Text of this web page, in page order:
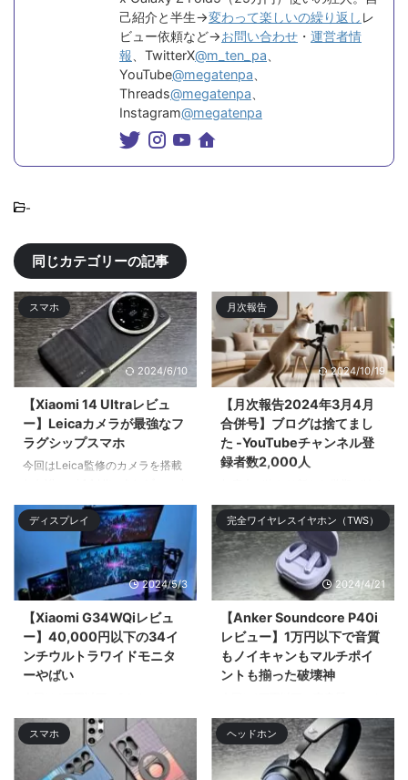
己紹介と半生→変わって楽しいの繰り返し レ
ビュー依頼など→お問い合わせ ・ 運営者情
報 、TwitterX@m_ten_pa
YouTube@megatenpa
Threads@megatenpa
Instagram@megatenpa
-
同じカテゴリーの記事
スマホ
2024/6/10
【Xiaomi 14 Ultraレビュ
ー】Leicaカメラが最強なフ
ラグシップスマホ
今回はLeica監修のカメラを搭載
る。Xiaomiのガチのフラ| ...
月次報告
2024/10/19
【月次報告2024年3月4月
合併号】ブログは捨てまし
た -YouTubeチャンネル登
録者数2,000人
り新入生や新クラス、新入社員な
ど新 ...
ディスプレイ
2024/5/3
【Xiaomi G34WQiレビュ
ー】40,000円以下の34イ
ンチウルトラワイドモニタ
ーやばい
UWQHD（3,440 × 1,440）のウ
ルトラワイドモニター「Xiaomi
G34WQi」 ...
完全ワイヤレスイヤホン（TWS）
2024/4/21
【Anker Soundcore P40i
レビュー】1万円以下で音質
もノイキャンもマルチポイ
ントも揃った破壊神
キャン優秀、マルチポイントにも
ワイӣ ...
スマホ ヘッドホン